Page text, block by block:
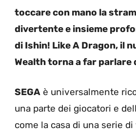
toccare con mano la
divertente e insieme
di Ishin! Like A Dragon, il
Wealth torna a far parlare
SEGA è universalmente
una parte dei giocatori e
come la casa di una serie